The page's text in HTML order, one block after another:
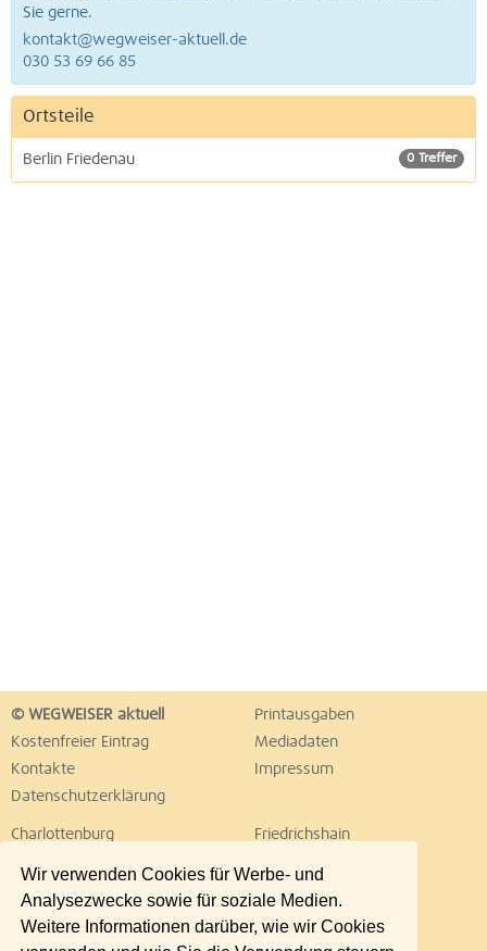
Wir verwenden Cookies für Werbe- und
Analysezwecke sowie für soziale Medien.
Weitere Informationen darüber, wie wir Cookies
Sie gerne.
kontakt@wegweiser-aktuell.de
030 53 69 66 85
Ortsteile
0 Treffer
Berlin Friedenau
© WEGWEISER aktuell
Printausgaben
Kostenfreier Eintrag
Mediadaten
Kontakte
Impressum
Datenschutzerklärung
Charlottenburg
Friedrichshain
Lichtenberg
Marzahn
Neukölln